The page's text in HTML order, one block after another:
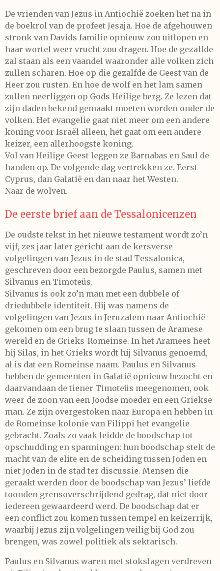
De vrienden van Jezus in Antiochië zoeken het na in
de boekrol van de profeet Jesaja. Hoe de afgehouwen
stronk van Davids familie opnieuw zou uitlopen en
haar wortel weer vrucht zou dragen. Hoe de gezalfde
zal staan als een vaandel waaronder alle volken zich
zullen scharen. Hoe op die gezalfde de Geest van de
Heer zou rusten. En hoe de wolf en het lam samen
zullen neerliggen op Gods Heilige berg. Ze lezen dat
zijn daden bekend gemaakt moeten worden onder de
volken. Het evangelie gaat niet meer om een andere
koning voor Israël alleen, het gaat om een andere
keizer, een allerhoogste koning.
Vol van Heilige Geest leggen ze Barnabas en Saul de
handen op. De volgende dag vertrekken ze. Eerst
Cyprus, dan Galatië en dan naar het Westen.
Naar de wolven.
De eerste brief aan de Tessalonicenzen
De oudste tekst in het nieuwe testament wordt zo’n
vijf, zes jaar later gericht aan de kersverse
volgelingen van Jezus in de stad Tessalonica,
geschreven door een bezorgde Paulus, samen met
Silvanus en Timoteüs.
Silvanus is ook zo’n man met een dubbele of
driedubbele identiteit. Hij was namens de
volgelingen van Jezus in Jeruzalem naar Antiochië
gekomen om een brug te slaan tussen de Aramese
wereld en de Grieks-Romeinse. In het Aramees heet
hij Silas, in het Grieks wordt hij Silvanus genoemd,
al is dat een Romeinse naam. Paulus en Silvanus
hebben de gemeenten in Galatië opnieuw bezocht en
daarvandaan de tiener Timoteüs meegenomen, ook
weer de zoon van een Joodse moeder en een Griekse
man. Ze zijn overgestoken naar Europa en hebben in
de Romeinse kolonie van Filippi het evangelie
gebracht. Zoals zo vaak leidde de boodschap tot
opschudding en spanningen: hun boodschap stelt de
macht van de elite en de scheiding tussen Joden en
niet-Joden in de stad ter discussie. Mensen die
geraakt werden door de boodschap van Jezus’ liefde
toonden grensoverschrijdend gedrag, dat niet door
iedereen gewaardeerd werd. De boodschap dat er
een conflict zou komen tussen tempel en keizerrijk,
waarbij Jezus zijn volgelingen veilig bij God zou
brengen, was zowel politiek als sektarisch.
Paulus en Silvanus waren met stokslagen verdreven